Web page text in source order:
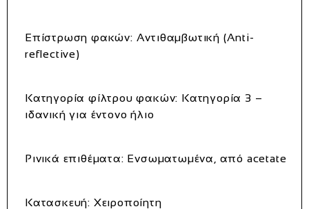
Επίστρωση φακών: Αντιθαμβωτική (Anti-
reflective)
Κατηγορία φίλτρου φακών: Κατηγορία 3 –
ιδανική για έντονο ήλιο
Ρινικά επιθέματα: Ενσωματωμένα, από acetate
Κατασκευή: Χειροποίητη